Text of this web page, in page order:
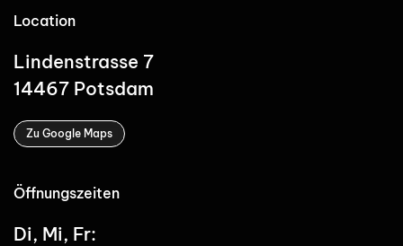
Location
Lindenstrasse 7
14467 Potsdam
Zu Google Maps
Öffnungszeiten
Di, Mi, Fr: